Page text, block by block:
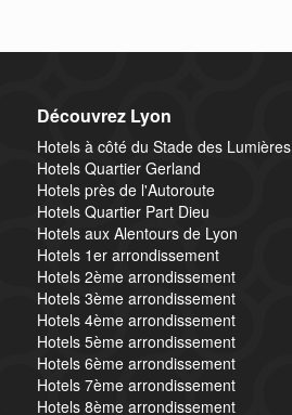
Découvrez Lyon
Hotels à côté du Stade des Lumières
Hotels Quartier Gerland
Hotels près de l'Autoroute
Hotels Quartier Part Dieu
Hotels aux Alentours de Lyon
Hotels 1er arrondissement
Hotels 2ème arrondissement
Hotels 3ème arrondissement
Hotels 4ème arrondissement
Hotels 5ème arrondissement
Hotels 6ème arrondissement
Hotels 7ème arrondissement
Hotels 8ème arrondissement